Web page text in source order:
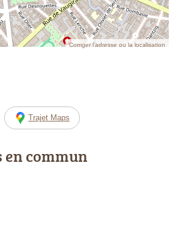
Corriger l’adresse ou la localisation
Trajet Maps
commun